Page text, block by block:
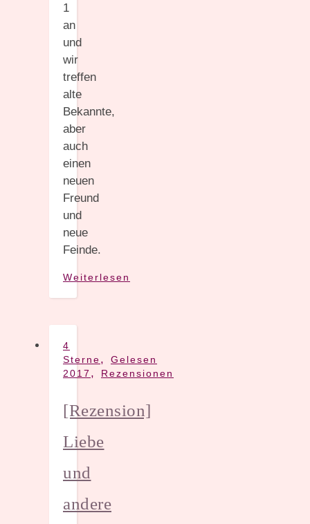
1
an
und
wir
treffen
alte
Bekannte,
aber
auch
einen
neuen
Freund
und
neue
Feinde.
Weiterlesen
4
Sterne, Gelesen
2017 , Rezensionen
[Rezension]
Liebe
und
andere